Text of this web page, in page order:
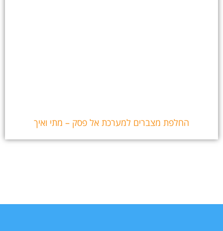
החלפת מצברים למערכת אל פסק – מתי ואיך